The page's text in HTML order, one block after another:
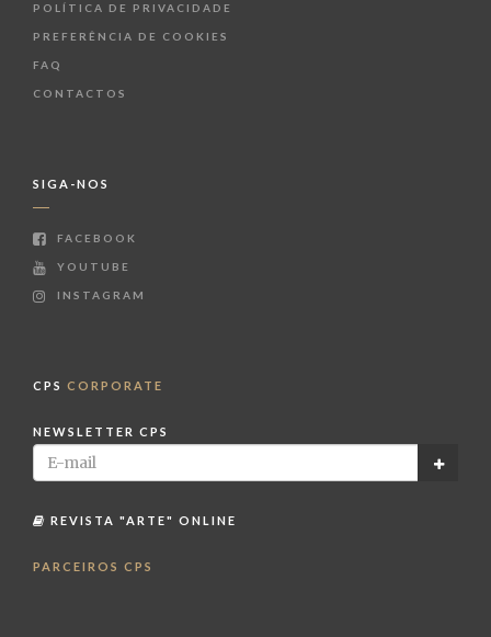
POLÍTICA DE PRIVACIDADE
PREFERÊNCIA DE COOKIES
FAQ
CONTACTOS
SIGA-NOS
FACEBOOK
YOUTUBE
INSTAGRAM
CPS CORPORATE
NEWSLETTER CPS
REVISTA "ARTE" ONLINE
PARCEIROS CPS